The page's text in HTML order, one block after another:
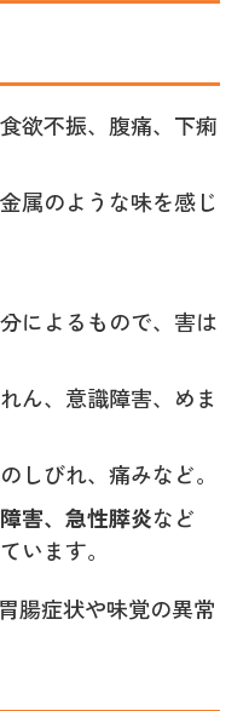
欲不振、腹痛、下痢
属のような味を感じ
によるもので、害は
ん、意識障害、めま
しびれ、痛みなど。
害、急性膵炎など
います。
腸症状や味覚の異常